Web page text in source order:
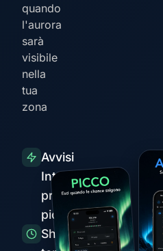
quando
l'aurora
sarà
visibile
nella
tua
zona
Avvisi
Intelligenti
prima dei
picchi
Short-